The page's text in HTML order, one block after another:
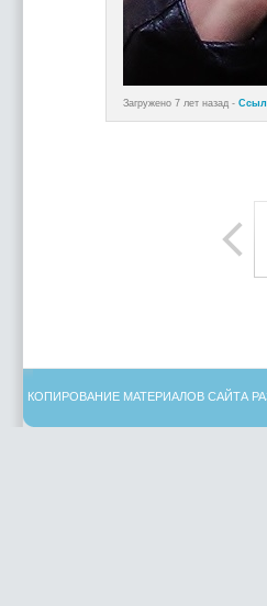
Загружено 7 лет назад -
КОПИРОВАНИЕ МАТЕРИАЛОВ САЙТА